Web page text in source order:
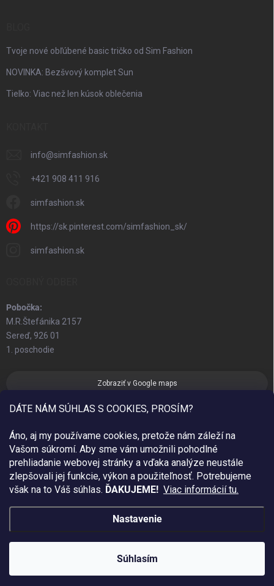
DÁTE NÁM SÚHLAS S COOKIES, PROSÍM?
Áno, aj my používame cookies, pretože nám záleží na
Vašom súkromí. Aby sme vám umožnili pohodlné
prehliadanie webovej stránky a vďaka analýze neustále
zlepšovali jej funkcie, výkon a použiteľnosť. Potrebujeme
však na to Váš súhlas. ĎAKUJEME! Viac informácií tu.
Nastavenie
Súhlasím
Tvoje nové obľúbené basic tričko od Sim Fashion
NOVINKA: Bezšvový komplet Sun
Tielko: Viac než len kúsok oblečenia
info@simfashion.sk
+421 908 411 916
simfashion.sk
https://sk.pinterest.com/simfashion_sk/
simfashion.sk
Pobočka:
M.R.Štefánika 2157
Sereď, 926 01
1. poschodie
Zobraziť v Google maps
ZÍSKAJ DOPRAVU ZDARMA